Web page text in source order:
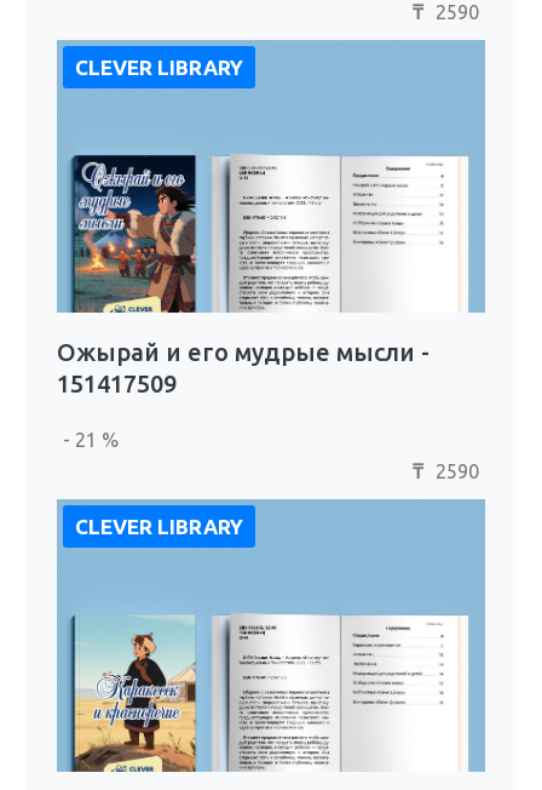
₸ 2590
CLEVER LIBRARY
Ожырай и его мудрые мысли -
151417509
- 21 %
₸ 2590
CLEVER LIBRARY